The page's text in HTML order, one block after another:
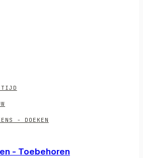
TIJD
- DOEKEN
- Toebehoren